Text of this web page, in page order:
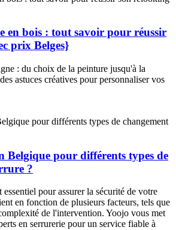
en bois : tout savoir pour réussir
prix Belges}
: du choix de la peinture jusqu'à la
astuces créatives pour personnaliser vos
Belgique pour différents types de
?
essentiel pour assurer la sécurité de votre
en fonction de plusieurs facteurs, tels que
de l'intervention. Yoojo vous met
en serrurerie pour un service fiable à